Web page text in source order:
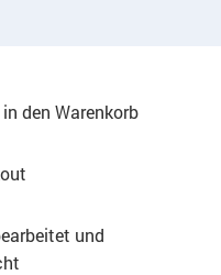
den Warenkorb
und